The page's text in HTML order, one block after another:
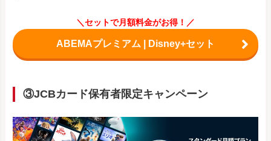
＼セットで月額料金がお得！／
ABEMAプレミアム | Disney+セット
③JCBカード保有者限定キャンペーン